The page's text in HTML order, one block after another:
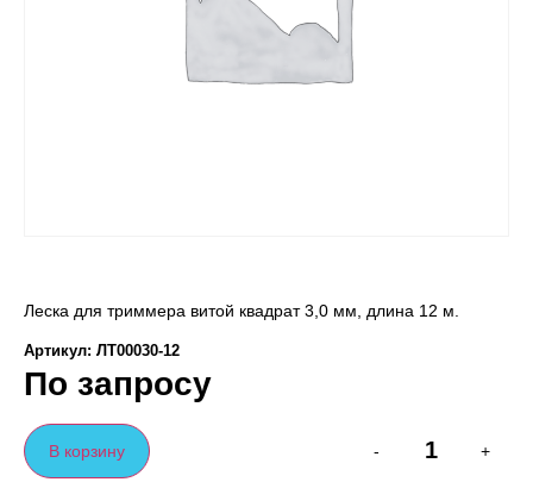
Леска для триммера витой квадрат 3,0 мм, длина 12 м.
Артикул: ЛТ00030-12
По запросу
- +
В корзину